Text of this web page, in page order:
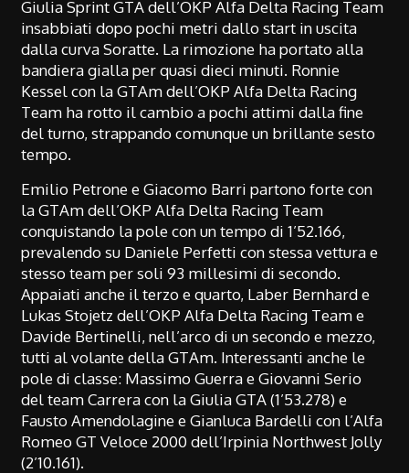
Giulia Sprint GTA dell’OKP Alfa Delta Racing Team
insabbiati dopo pochi metri dallo start in uscita
dalla curva Soratte. La rimozione ha portato alla
bandiera gialla per quasi dieci minuti. Ronnie
Kessel con la GTAm dell’OKP Alfa Delta Racing
Team ha rotto il cambio a pochi attimi dalla fine
del turno, strappando comunque un brillante sesto
tempo.
Emilio Petrone e Giacomo Barri partono forte con
la GTAm dell’OKP Alfa Delta Racing Team
conquistando la pole con un tempo di 1’52.166,
prevalendo su Daniele Perfetti con stessa vettura e
stesso team per soli 93 millesimi di secondo.
Appaiati anche il terzo e quarto, Laber Bernhard e
Lukas Stojetz dell’OKP Alfa Delta Racing Team e
Davide Bertinelli, nell’arco di un secondo e mezzo,
tutti al volante della GTAm. Interessanti anche le
pole di classe: Massimo Guerra e Giovanni Serio
del team Carrera con la Giulia GTA (1’53.278) e
Fausto Amendolagine e Gianluca Bardelli con l’Alfa
Romeo GT Veloce 2000 dell’Irpinia Northwest Jolly
(2’10.161).